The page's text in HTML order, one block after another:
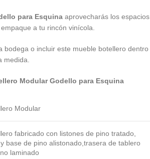
para Esquina aprovecharás los espacios
a tu rincón vinícola.
bodega o incluir este mueble botellero dentro
medida.
Modular Godello para Esquina
Modular
fabricado con listones de pino tratado,
base de pino alistonado,trasera de tablero
laminado